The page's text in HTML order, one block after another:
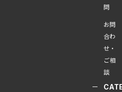
問
お問
合わ
せ・
ご相
談